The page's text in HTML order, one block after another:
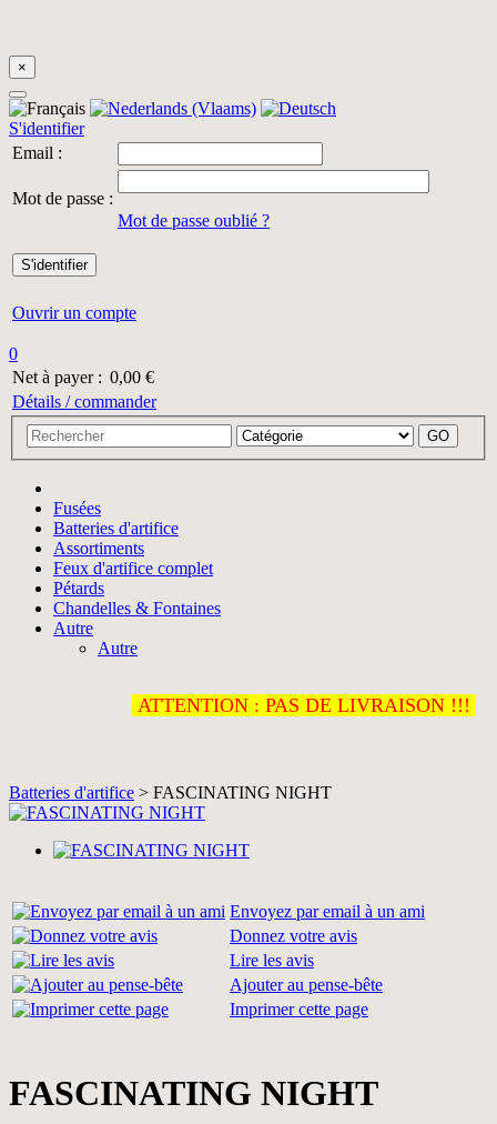
×
S'identifier
Email :
Mot de passe :
Mot de passe oublié ?
Ouvrir un compte
0
Net à payer : 0,00 €
Détails / commander
Fusées
Batteries d'artifice
Assortiments
Feux d'artifice complet
Pétards
Chandelles & Fontaines
Autre
Autre
ATTENTION : PAS DE LIVRAISON !!!
Batteries d'artifice > FASCINATING NIGHT
Envoyez par email à un ami
Donnez votre avis
Lire les avis
Ajouter au pense-bête
Imprimer cette page
FASCINATING NIGHT